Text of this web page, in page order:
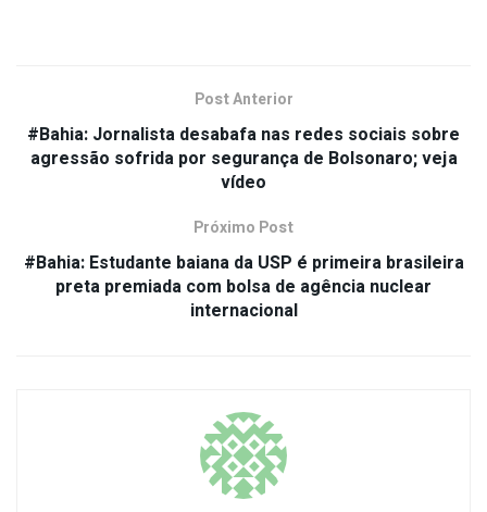
Post Anterior
#Bahia: Jornalista desabafa nas redes sociais sobre
agressão sofrida por segurança de Bolsonaro; veja
vídeo
Próximo Post
#Bahia: Estudante baiana da USP é primeira brasileira
preta premiada com bolsa de agência nuclear
internacional